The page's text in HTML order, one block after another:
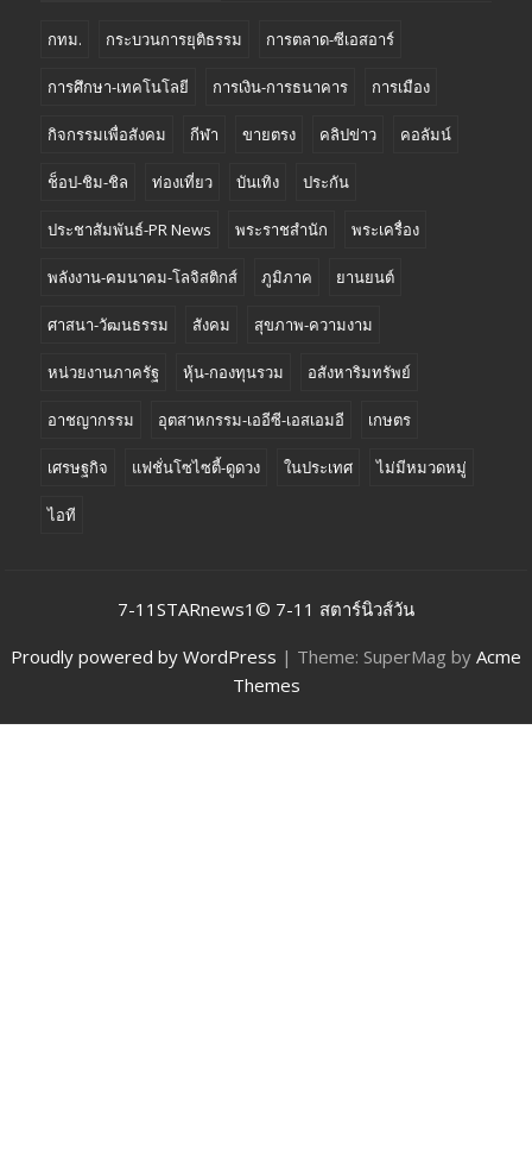
กทม. กระบวนการยุติธรรม การตลาด-ซีเอสอาร์
การศึกษา-เทคโนโลยี การเงิน-การธนาคาร การเมือง
กิจกรรมเพื่อสังคม กีฬา ขายตรง คลิปข่าว คอลัมน์
ช็อป-ชิม-ชิล ท่องเที่ยว บันเทิง ประกัน
ประชาสัมพันธ์-PR News พระราชสำนัก พระเครื่อง
พลังงาน-คมนาคม-โลจิสติกส์ ภูมิภาค ยานยนต์
ศาสนา-วัฒนธรรม สังคม สุขภาพ-ความงาม
หน่วยงานภาครัฐ หุ้น-กองทุนรวม อสังหาริมทรัพย์
อาชญากรรม อุตสาหกรรม-เออีซี-เอสเอมอี เกษตร
เศรษฐกิจ แฟชั่นโซไซตี้-ดูดวง ในประเทศ ไม่มีหมวดหมู่
ไอที
7-11STARnews1© 7-11 สตาร์นิวส์วัน
Proudly powered by WordPress | Theme: SuperMag by Acme
Themes